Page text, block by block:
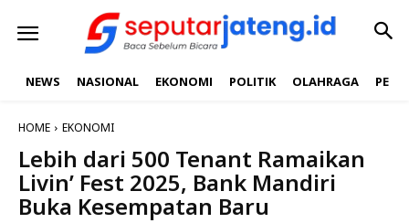
NEWS NASIONAL EKONOMI POLITIK OLAHRAGA
HOME EKONOMI
Lebih dari 500 Tenant Ramaikan
Livin’ Fest 2025, Bank Mandiri
Buka Kesempatan Baru